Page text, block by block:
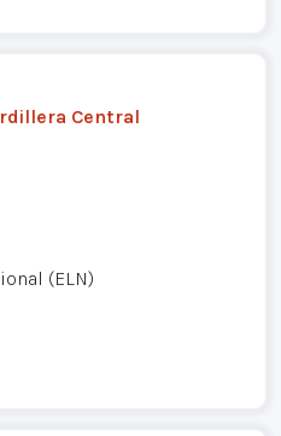
Central
(ELN)